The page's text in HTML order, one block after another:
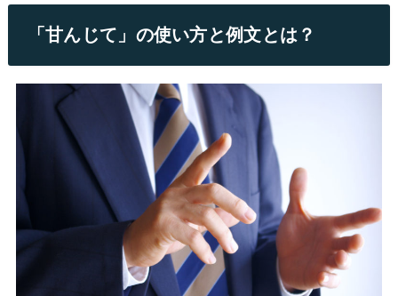
「甘んじて」の使い方と例文とは？